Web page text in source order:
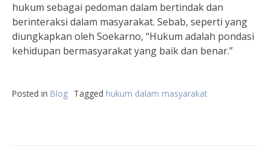
hukum sebagai pedoman dalam bertindak dan
berinteraksi dalam masyarakat. Sebab, seperti yang
diungkapkan oleh Soekarno, “Hukum adalah pondasi
kehidupan bermasyarakat yang baik dan benar.”
Posted in Blog Tagged hukum dalam masyarakat